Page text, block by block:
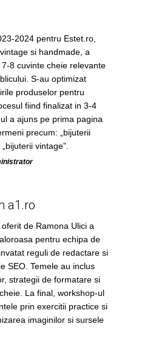
2024 pentru Estet.ro,
si handmade, a
8 cuvinte cheie relevante
S-au optimizat
produselor pentru
fiind finalizat in 3-4
a ajuns pe prima pagina
precum: „bijuterii
vintage”.
a1.ro
de Ramona Ulici a
pentru echipa de
reguli de redactare si
SEO. Temele au inclus
strategii de formatare si
La final, workshop-ul
prin exercitii practice si
imaginilor si sursele